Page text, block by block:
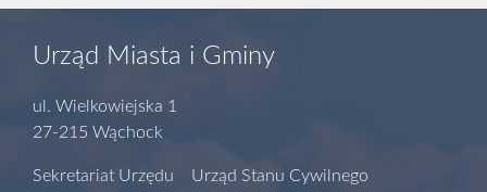
Urząd Miasta i Gminy
ul. Wielkowiejska 1
27-215 Wąchock
Sekretariat Urzędu Urząd Stanu Cywilnego